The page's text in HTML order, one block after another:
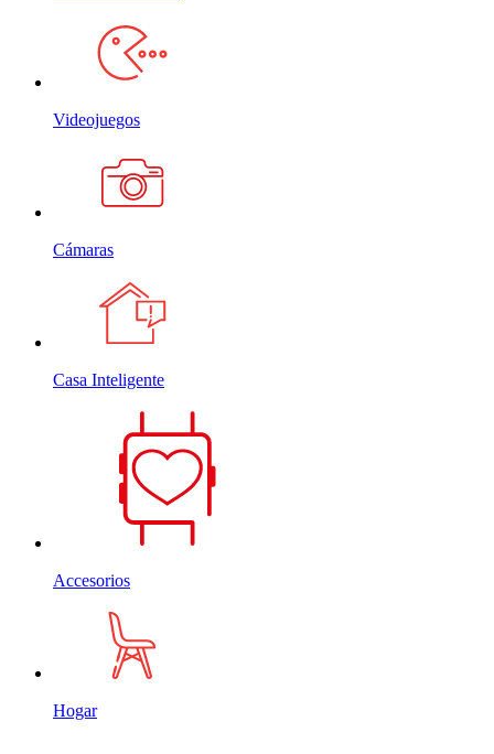
Videojuegos
Cámaras
Casa Inteligente
Accesorios
Hogar